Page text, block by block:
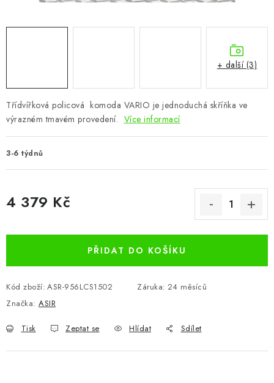
VÝPRODEJ
Kontakty
Třídvířková policová komoda VARIO je jednoduchá skříňka ve
výrazném tmavém provedení. Více informací
3-6 týdnů
4 379 Kč
PŘIDAT DO KOŠÍKU
Kód zboží: ASR-956LCS1502 Záruka: 24 měsíců
Značka: ASIR
Tisk Zeptat se Hlídat Sdílet
+ další (3)